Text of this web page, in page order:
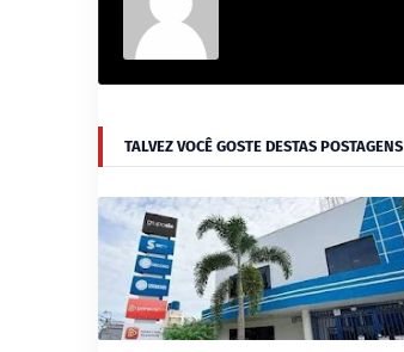
TALVEZ VOCÊ GOSTE DESTAS POSTAGENS